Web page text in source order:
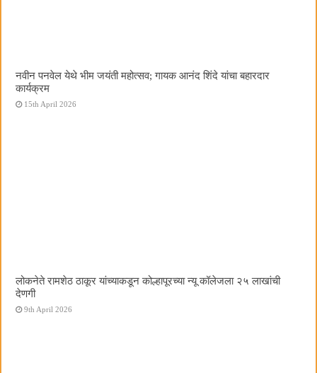
नवीन पनवेल येथे भीम जयंती महोत्सव; गायक आनंद शिंदे यांचा बहारदार
कार्यक्रम
15th April 2026
लोकनेते रामशेठ ठाकूर यांच्याकडून कोल्हापूरच्या न्यू कॉलेजला २५ लाखांची
देणगी
9th April 2026